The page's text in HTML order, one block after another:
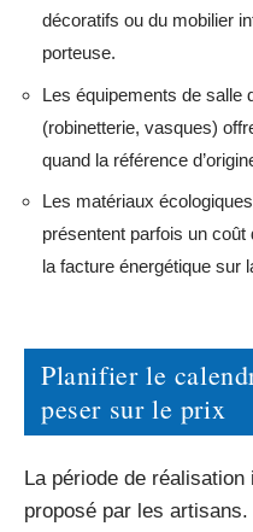
décoratifs ou du mobilier
porteuse.
Les équipements de salle
(robinetterie, vasques)
quand la référence
Les matériaux
présentent parfois un coût
la facture énergétique sur
Planifier le
peser sur le prix
La période de
proposé par les